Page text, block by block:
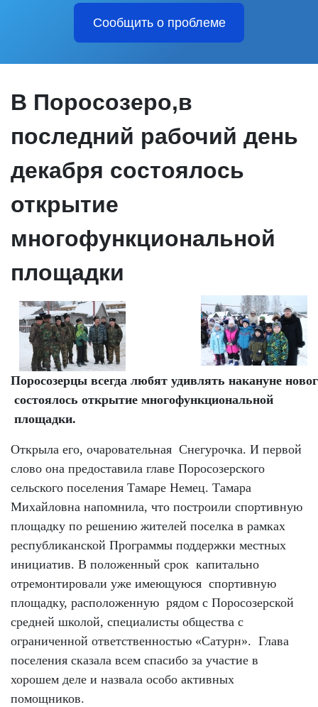
Сообщить о проблеме
В Поросозеро,в
последний рабочий день
декабря состоялось
открытие
многофункциональной
площадки
Поросозерцы всегда любят удивлять накануне
состоялось открытие многофункциональной
площадки.
Открыла его, очаровательная Снегурочка. И первой
слово она предоставила главе Поросозерского
сельского поселения Тамаре Немец. Тамара
Михайловна напомнила, что построили спортивную
площадку по решению жителей поселка в рамках
республиканской Программы поддержки местных
инициатив. В положенный срок капитально
отремонтировали уже имеющуюся спортивную
площадку, расположенную рядом с Поросозерской
средней школой, специалисты общества с
ограниченной ответственностью «Сатурн». Глава
поселения сказала всем спасибо за участие в
хорошем деле и назвала особо активных
помощников.